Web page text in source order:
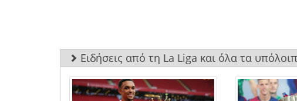
Ειδήσεις από τη La Liga και όλα τα